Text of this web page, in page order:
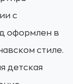
с
оформлен в
стиле.
детская